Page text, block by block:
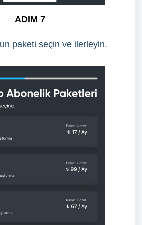
ADIM 7
paketi seçin ve ilerleyin.